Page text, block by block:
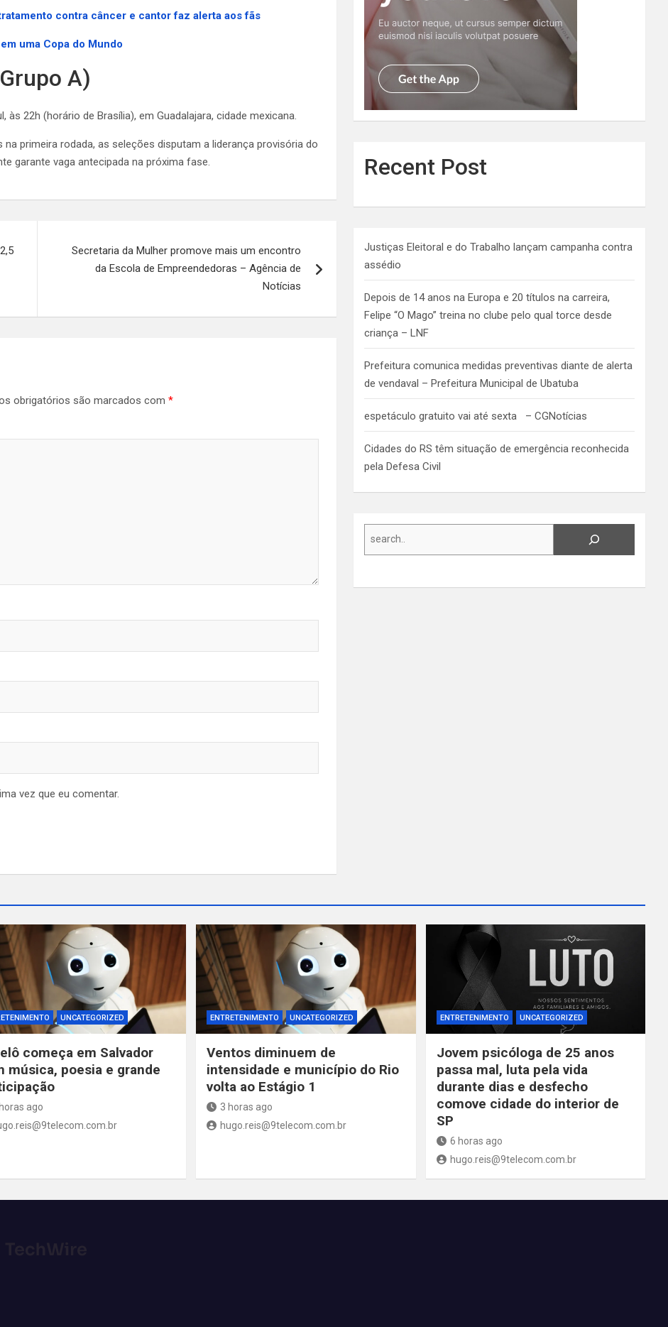
contra câncer e cantor faz alerta aos fãs
uma Copa do Mundo
A)
22h (horário de Brasília), em Guadalajara, cidade mexicana.
primeira rodada, as seleções disputam a liderança provisória do
garante vaga antecipada na próxima fase.
Secretaria da Mulher promove mais um encontro
da Escola de Empreendedoras – Agência de
Notícias
obrigatórios são marcados com *
vez que eu comentar.
Recent Post
Justiças Eleitoral e do Trabalho lançam campanha contra
assédio
Depois de 14 anos na Europa e 20 títulos na carreira,
Felipe “O Mago” treina no clube pelo qual torce desde
criança – LNF
Prefeitura comunica medidas preventivas diante de alerta
de vendaval – Prefeitura Municipal de Ubatuba
espetáculo gratuito vai até sexta – CGNotícias
Cidades do RS têm situação de emergência reconhecida
pela Defesa Civil
Search
UNCATEGORIZED
começa em Salvador
música, poesia e grande
ago
ENTRETENIMENTO UNCATEGORIZED
Ventos diminuem de
intensidade e município do Rio
volta ao Estágio 1
3 horas ago
hugo.reis@9telecom.com.br
ENTRETENIMENTO UNCATEGORIZED
Jovem psicóloga de 25 anos
passa mal, luta pela vida
durante dias e desfecho
comove cidade do interior de
SP
6 horas ago
hugo.reis@9telecom.com.br